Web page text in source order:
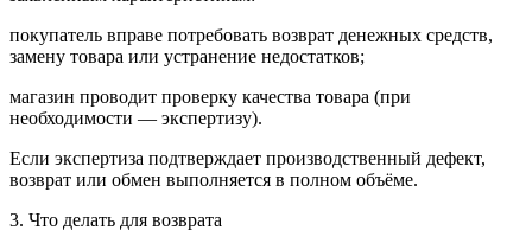
покупатель вправе потребовать возврат денежных средств,
замену товара или устранение недостатков;
магазин проводит проверку качества товара (при
необходимости — экспертизу).
Если экспертиза подтверждает производственный дефект,
возврат или обмен выполняется в полном объёме.
3. Что делать для возврата